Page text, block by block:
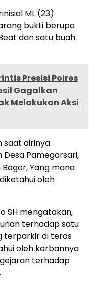
ML (23)
bukti berupa
dan satu buah
Presisi Polres
Gagalkan
Melakukan Aksi
saat dirinya
Pamegarsari,
Yang mana
oleh
SH mengatakan,
terhadap satu
terparkir di teras
oleh korbannya
terhadap